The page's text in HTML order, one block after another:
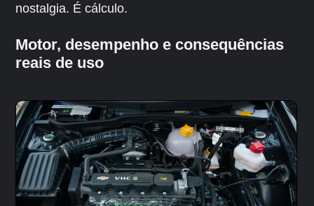
nostalgia. É cálculo.
Motor, desempenho e consequências
reais de uso